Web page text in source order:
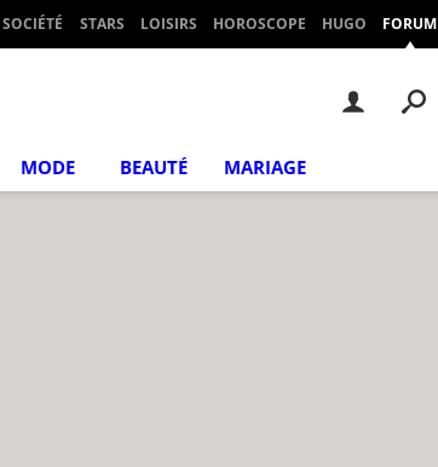
SOCIÉTÉ STARS LOISIRS HOROSCOPE HUGO FORUM
MODE BEAUTÉ MARIAGE